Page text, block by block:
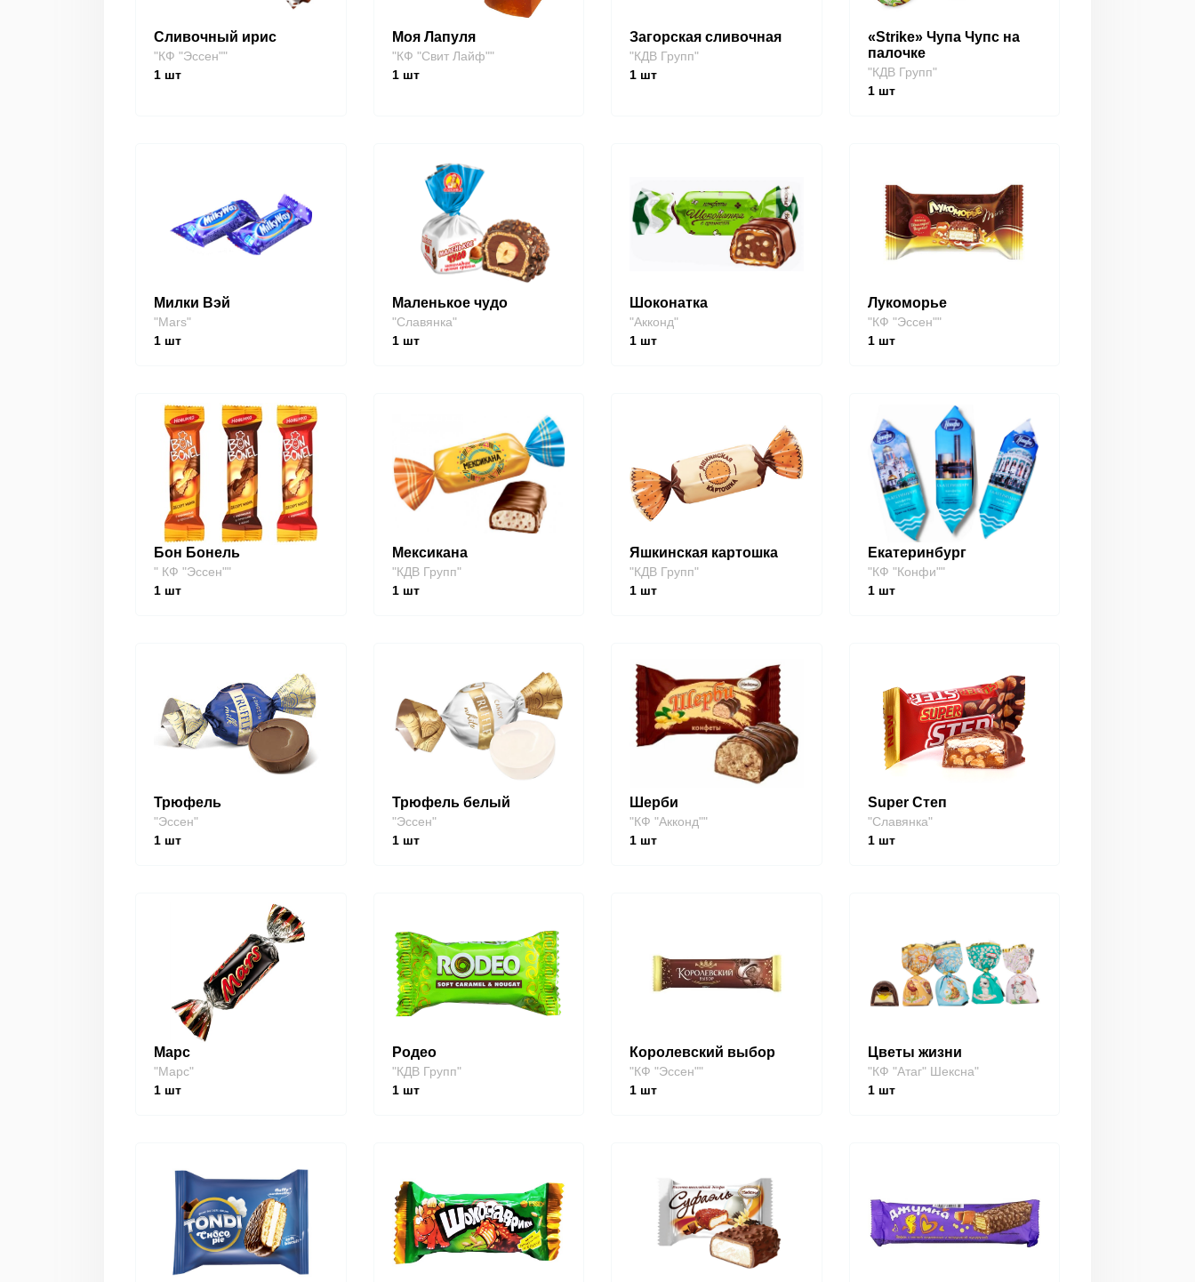
Сливочный ирис
"КФ "Эссен""
1 шт
Моя Лапуля
"КФ "Свит Лайф""
1шт
Загорская сливочная
"КДВ Групп"
1 шт
«Strike» Чупа Чупс на
палочке
"КДВ Групп"
1шт
Милки Вэй
"Mars"
1 шт
Маленькое чудо
"Славянка"
1шт
Шоконатка
"Акконд"
1 шт
Лукоморье
"КФ "Эссен""
1шт
Бон Бонель
" КФ "Эссен""
1 шт
Мексикана
"КДВ Групп"
1шт
Яшкинская картошка
"КДВ Групп"
1 шт
Екатеринбург
"КФ "Конфи""
1шт
Трюфель
"Эссен"
1 шт
Трюфель белый
"Эссен"
1шт
Шерби
"КФ "Акконд""
1 шт
Super Степ
"Славянка"
1шт
Марс
"Марс"
1 шт
Родео
"КДВ Групп"
1шт
Королевский выбор
"КФ "Эссен""
1 шт
Цветы жизни
"КФ "Атаг" Шексна"
1шт